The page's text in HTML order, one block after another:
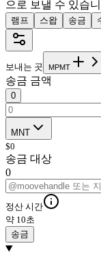
으로 보낼 수 있습
램프 스왑 송금
보내는 곳 MPMT
송금 금액
0
MNT
$0
송금 대상
0
정산 시간
약 10초
송금